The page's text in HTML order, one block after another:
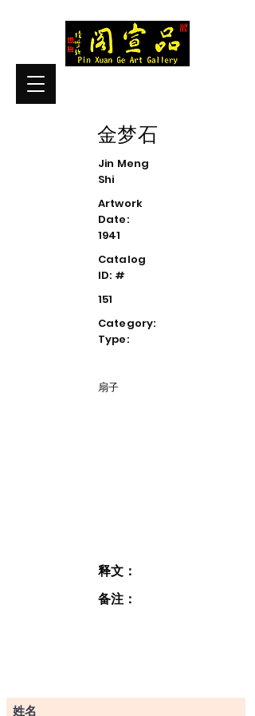
金梦石
Jin Meng
Shi
Artwork
Date:
1941
Catalog
ID: #
151
Category:
Type:
扇子
释文：
备注：